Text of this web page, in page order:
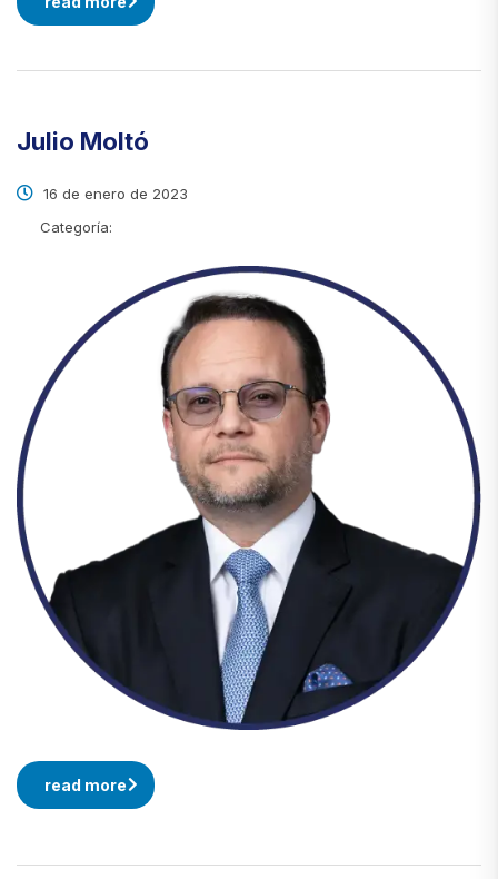
Julio Moltó
16 de enero de 2023
Categoría:
read more